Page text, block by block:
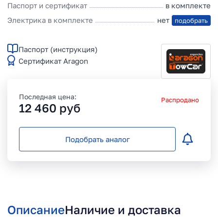
Паспорт и сертификат
в комплекте
Электрика в комплекте
нет подобрать
Паспорт (инструкция)
Сертификат Aragon
Последная цена:
12 460 руб
Распродано
Подобрать аналог
ОписаниеНаличие и доставка